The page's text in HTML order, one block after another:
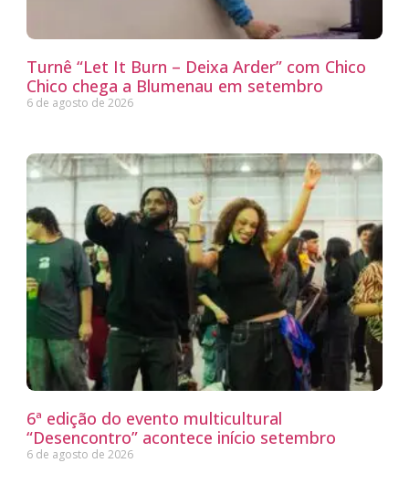
Turnê “Let It Burn – Deixa Arder” com Chico
Chico chega a Blumenau em setembro
6 de agosto de 2026
6ª edição do evento multicultural
“Desencontro” acontece início setembro
6 de agosto de 2026